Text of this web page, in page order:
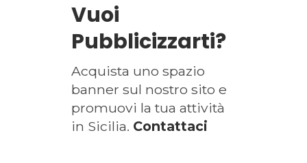
Vuoi
Pubblicizzarti?
Acquista uno spazio
banner sul nostro sito e
promuovi la tua attività
in Sicilia. Contattaci